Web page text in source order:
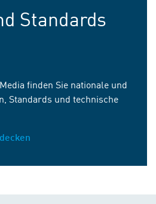
Standards
finden Sie nationale und
Standards und technische